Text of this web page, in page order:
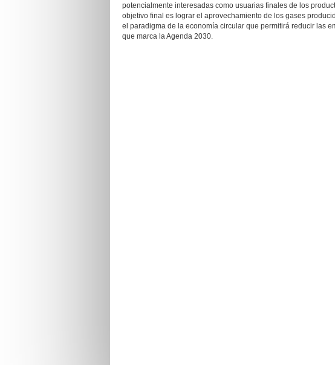
potencialmente interesadas como usuarias finales de los
objetivo final es lograr el aprovechamiento de los gases
el paradigma de la economía circular que permitirá reducir las
que marca la Agenda 2030.